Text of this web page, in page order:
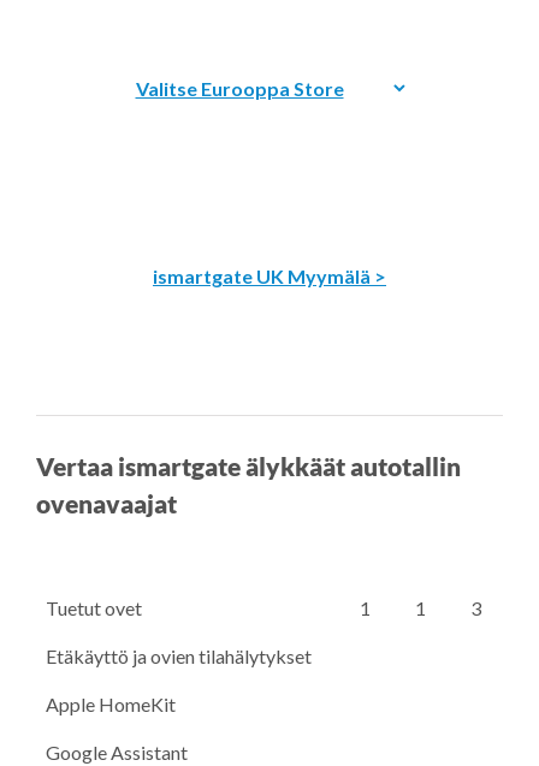
ismartgate UK Myymälä >
Vertaa ismartgate älykkäät autotallin
ovenavaajat
Tuetut ovet 1 1 3
Etäkäyttö ja ovien tilahälytykset
Apple HomeKit
Google Assistant